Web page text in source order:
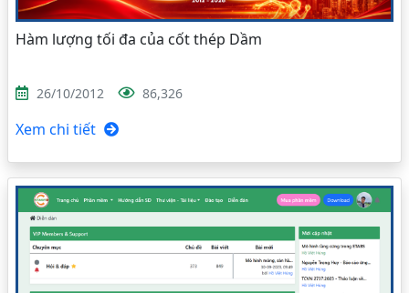
Hàm lượng tối đa của cốt thép Dầm
26/10/2012 86,326
Xem chi tiết